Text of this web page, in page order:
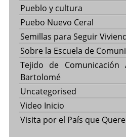
Pueblo y cultura
Puebo Nuevo Ceral
Semillas para Seguir
Sobre la Escuela de
Tejido de Comunicación
Bartolomé
Uncategorised
Video Inicio
Visita por el País que